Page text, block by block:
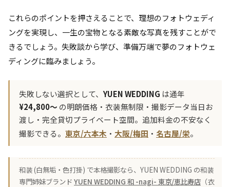
これらのポイントを押さえることで、理想のフォトウェディ
ングを実現し、一生の宝物となる素敵な写真を残すことがで
きるでしょう。失敗談から学び、準備万端で夢のフォトウェ
ディングに臨みましょう。
失敗しない選択として、 YUEN WEDDING は通年
¥24,800〜 の明朗価格・衣装無制限・撮影データ当日お
渡し・完全貸切プライベート空間。追加料金の不安なく
撮影できる。 東京/六本木 ・ 大阪/梅田 ・ 名古屋/栄。
和装 (白無垢・色打掛) で本格撮影なら、YUEN WEDDING の和装
専門姉妹ブランド YUEN WEDDING 和 -nagi- 東京/恵比寿店 （衣